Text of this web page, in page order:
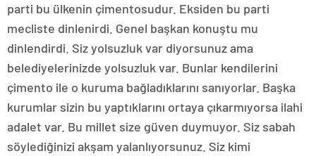
parti bu ülkenin çimentosudur. Eksiden bu parti
mecliste dinlenirdi. Genel başkan konuştu mu
dinlendirdi. Siz yolsuzluk var diyorsunuz ama
belediyelerinizde yolsuzluk var. Bunlar kendilerini
çimento ile o kuruma bağladıklarını sanıyorlar. Başka
kurumlar sizin bu yaptıklarını ortaya çıkarmıyorsa ilahi
adalet var. Bu millet size güven duymuyor. Siz sabah
söylediğinizi akşam yalanlıyorsunuz. Siz kimi